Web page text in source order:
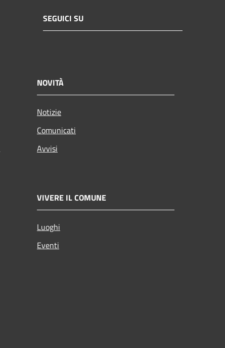
SEGUICI SU
NOVITÀ
Notizie
Comunicati
Avvisi
VIVERE IL COMUNE
Luoghi
Eventi